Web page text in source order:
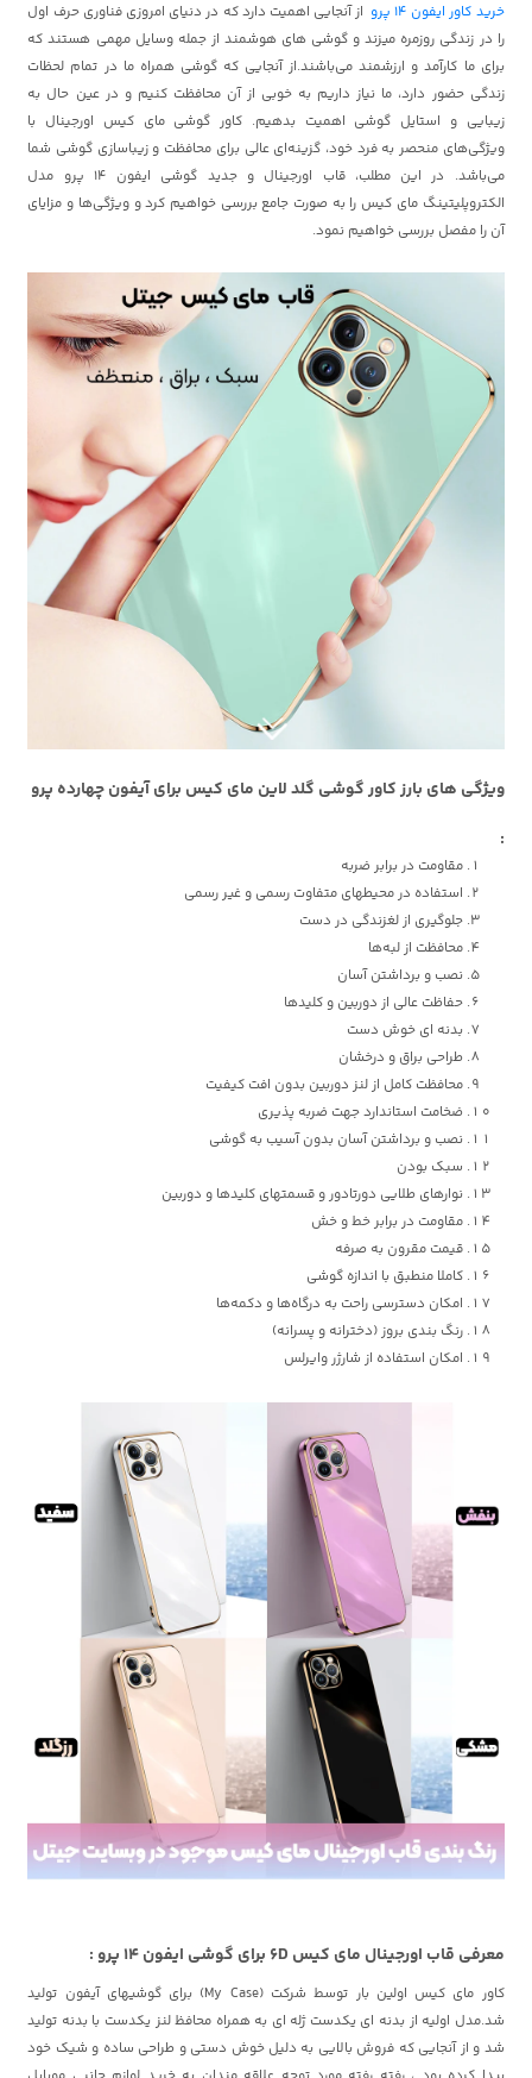
خرید کاور ایفون 14 پرو
از آنجایی اهمیت دارد که در دنیای امروزی فناوری حرف اول
را در زندگی روزمره میزند و گوشی های هوشمند از جمله وسایل مهمی هستند که
برای ما کارآمد و ارزشمند می‌باشند.از آنجایی که گوشی همراه ما در تمام لحظات
زندگی حضور دارد، ما نیاز داریم به خوبی از آن محافظت کنیم و در عین حال به
زیبایی و استایل گوشی اهمیت بدهیم. کاور گوشی مای کیس اورجینال با
ویژگی‌های منحصر به فرد خود، گزینه‌ای عالی برای محافظت و زیباسازی گوشی شما
می‌باشد. در این مطلب، قاب اورجینال و جدید گوشی ایفون 14 پرو مدل
الکتروپلیتینگ مای کیس را به صورت جامع بررسی خواهیم کرد و ویژگی‌ها و مزایای
آن را مفصل بررسی خواهیم نمود.
ویژگی های بارز کاور گوشی گلد لاین مای کیس برای آیفون چهارده پرو
:
مقاومت در برابر ضربه
استفاده در محیطهای متفاوت رسمی و غیر رسمی
جلوگیری از لغزندگی در دست
محافظت از لبه‌ها
نصب و برداشتن آسان
حفاظت عالی از دوربین و کلیدها
بدنه ای خوش دست
طراحی براق و درخشان
محافظت کامل از لنز دوربین بدون افت کیفیت
ضخامت استاندارد جهت ضربه پذیری
نصب و برداشتن آسان بدون آسیب به گوشی
سبک بودن
نوارهای طلایی دورتادور و قسمتهای کلیدها و دوربین
مقاومت در برابر خط و خش
قیمت مقرون به صرفه
کاملا منطبق با اندازه‌ گوشی
امکان دسترسی راحت به درگاه‌ها و دکمه‌ها
رنگ بندی بروز (دخترانه و پسرانه)
امکان استفاده از شارژر وایرلس
معرفی قاب اورجینال مای کیس 6D برای گوشی ایفون 14 پرو :
کاور مای کیس اولین بار توسط شرکت (My Case) برای گوشیهای آیفون تولید
شد.مدل اولیه از بدنه ای یکدست ژله ای به همراه محافظ لنز یکدست با بدنه تولید
شد و از آنجایی که فروش بالایی به دلیل خوش دستی و طراحی ساده و شیک خود